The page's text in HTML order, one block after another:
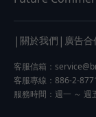
| 關於我們 | 廣告合
客服信箱：
客服專線：886-2-
服務時間：週一 ～